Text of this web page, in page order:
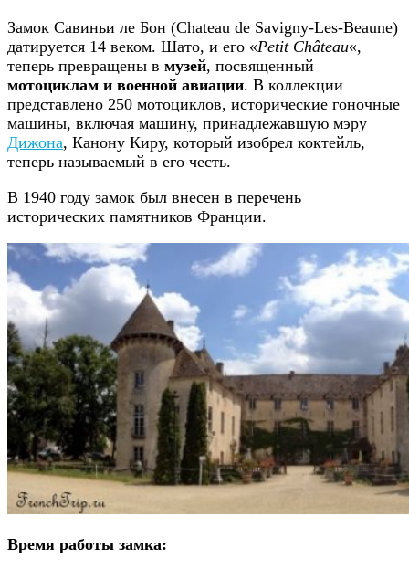
Замок Савиньи ле Бон (Chateau de Savigny-Les-Beaune)
датируется 14 веком. Шато, и его «Petit Château«,
теперь превращены в музей, посвященный
мотоциклам и военной авиации. В коллекции
представлено 250 мотоциклов, исторические гоночные
машины, включая машину, принадлежавшую мэру
Дижона, Канону Киру, который изобрел коктейль,
теперь называемый в его честь.
В 1940 году замок был внесен в перечень
исторических памятников Франции.
Время работы замка: